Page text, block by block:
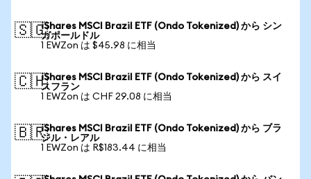
🇸🇬iShares MSCI Brazil ETF (Ondo Tokenized) から シン
ガポールドル
1 EWZon は $45.98 に相当
🇨🇭iShares MSCI Brazil ETF (Ondo Tokenized) から スイ
スフラン
1 EWZon は CHF 29.08 に相当
🇧🇷iShares MSCI Brazil ETF (Ondo Tokenized) から ブラ
ジル・レアル
1 EWZon は R$183.44 に相当